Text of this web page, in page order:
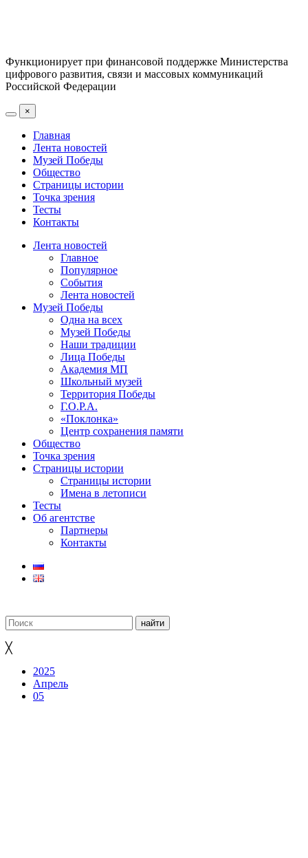
Функционирует при финансовой поддержке Министерства
цифрового развития, связи и массовых коммуникаций
Российской Федерации
×
Главная
Лента новостей
Музей Победы
Общество
Страницы истории
Точка зрения
Тесты
Контакты
Лента новостей
Главное
Популярное
События
Лента новостей
Музей Победы
Одна на всех
Музей Победы
Наши традиции
Лица Победы
Академия МП
Школьный музей
Территория Победы
Г.О.Р.А.
«Поклонка»
Центр сохранения памяти
Общество
Точка зрения
Страницы истории
Страницы истории
Имена в летописи
Тесты
Об агентстве
Партнеры
Контакты
╳
2025
Апрель
05